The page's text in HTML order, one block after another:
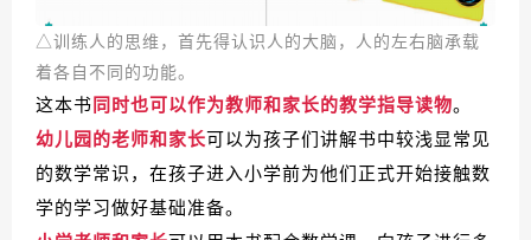
△训练人的思维，首先得认识人的大脑，人的左右脑承载
着各自不同的功能。
这本书同时也可以作为教师和家长的教学指导读物。
幼儿园的老师和家长可以为孩子们讲解书中较浅显常见
的数学常识，在孩子进入小学前为他们正式开始接触数
学的学习做好基础准备。